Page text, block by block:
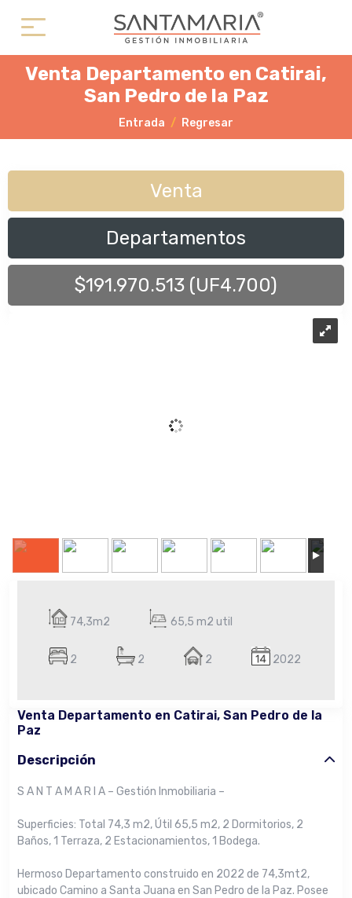
Venta Departamento en Catirai,
San Pedro de la Paz
Entrada Regresar
Venta
Departamentos
$191.970.513 (UF4.700)
74,3m2 65,5 m2 util
2 2 2 2022
Venta Departamento en Catirai, San Pedro de la
Paz
Descripción
S A N T A M A R I A – Gestión Inmobiliaria –
Superficies: Total 74,3 m2, Útil 65,5 m2, 2 Dormitorios, 2
Baños, 1 Terraza, 2 Estacionamientos, 1 Bodega.
Hermoso Departamento construido en 2022 de 74,3mt2,
ubicado Camino a Santa Juana en San Pedro de la Paz. Posee